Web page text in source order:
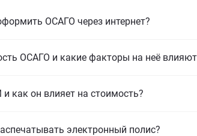
ОСАГО через интернет?
ОСАГО и какие факторы на неё
как он влияет на стоимость?
электронный полис?